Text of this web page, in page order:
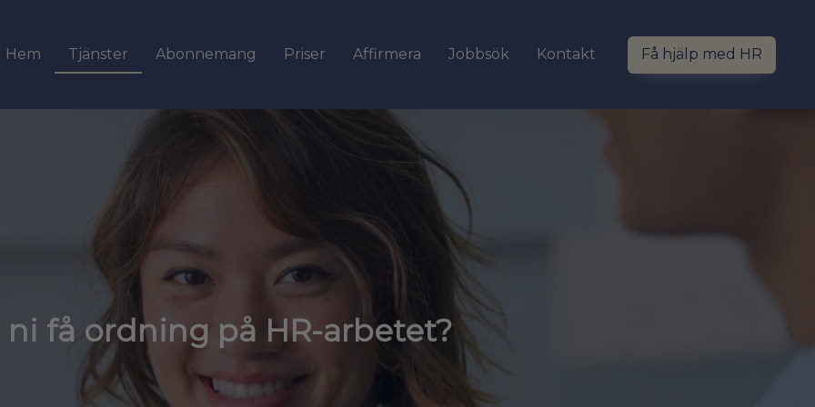
Hem Tjänster Abonnemang Priser Affirmera Jobbsök Kontakt Få hjälp med HR
ni få ordning på HR-arbetet?